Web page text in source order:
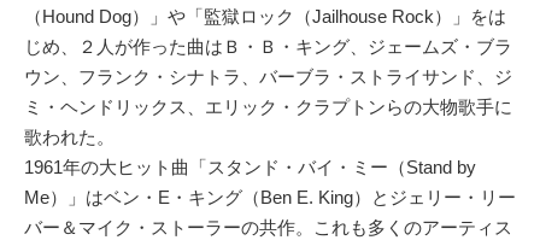
（Hound Dog）」や「監獄ロック（Jailhouse Rock）」をは
じめ、２人が作った曲はＢ・Ｂ・キング、ジェームズ・ブラ
ウン、フランク・シナトラ、バーブラ・ストライサンド、ジ
ミ・ヘンドリックス、エリック・クラプトンらの大物歌手に
歌われた。
1961年の大ヒット曲「スタンド・バイ・ミー（Stand by
Me）」はベン・E・キング（Ben E. King）とジェリー・リー
バー＆マイク・ストーラーの共作。これも多くのアーティス